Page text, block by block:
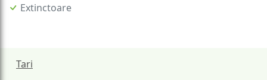
Extinctoare
Tari